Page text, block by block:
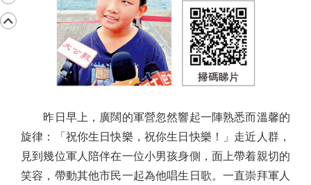
昨日早上，廣闊的軍營忽然響起一陣熟悉而溫馨的
旋律：「祝你生日快樂，祝你生日快樂！」走近人群，
見到幾位軍人陪伴在一位小男孩身側，面上帶着親切的
笑容，帶動其他市民一起為他唱生日歌。一直崇拜軍人